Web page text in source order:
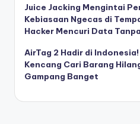
Juice Jacking Mengintai
Kebiasaan Ngecas di
Hacker Mencuri Data
AirTag 2 Hadir di
Kencang Cari Barang
Gampang Banget